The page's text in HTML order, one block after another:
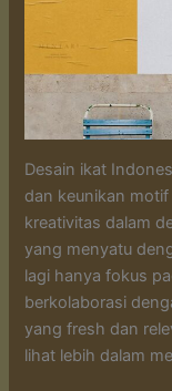
Desain ikat
dan keunikan
kreativitas dalam
yang menyatu
lagi hanya fokus
berkolaborasi
yang fresh dan
lihat lebih dalam